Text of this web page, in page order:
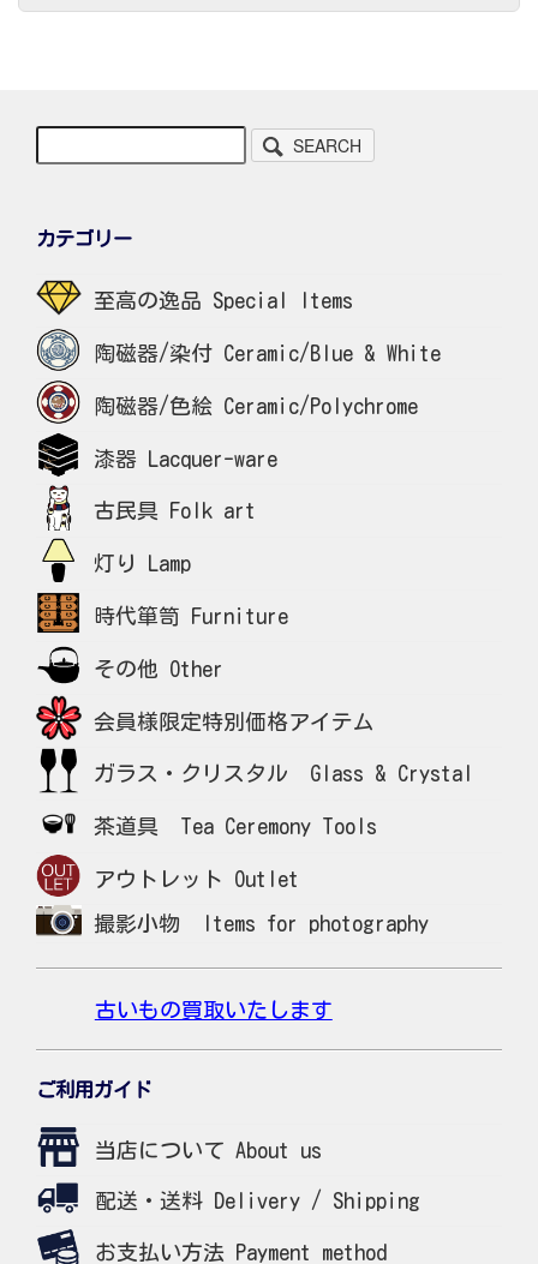
SEARCH
カテゴリー
至高の逸品 Special Items
陶磁器/染付 Ceramic/Blue & White
陶磁器/色絵 Ceramic/Polychrome
漆器 Lacquer-ware
古民具 Folk art
灯り Lamp
時代箪笥 Furniture
その他 Other
会員様限定特別価格アイテム
ガラス・クリスタル Glass & Crystal
茶道具 Tea Ceremony Tools
アウトレット Outlet
撮影小物 Items for photography
古いもの買取いたします
ご利用ガイド
当店について About us
配送・送料 Delivery / Shipping
お支払い方法 Payment method